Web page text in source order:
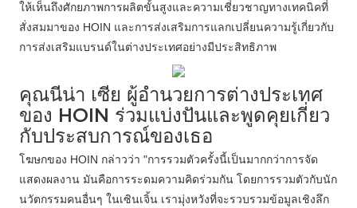
ให้เห็นถึงศักยภาพการผลิตขั้นสูงและความเชี่ยวชาญทางเทคนิคที่
สั่งสมมาของ HOIN และการส่งเสริมการแลกเปลี่ยนความรู้เกี่ยวกับ
การส่งเสริมแบรนด์ในต่างประเทศอย่างมีประสิทธิภาพ
คุณนีน่า เซีย ผู้อำนวยการต่างประเทศ
ของ HOIN ร่วมแบ่งปันและพูดคุยเกี่ยว
กับประสบการณ์ของเธอ
โฆษกของ HOIN กล่าวว่า "การรวมตัวครั้งนี้เป็นมากกว่าการจัด
แสดงผลงาน มันคือการระดมความคิดร่วมกัน โดยการรวมตัวกับนัก
นวัตกรรมคนอื่นๆ ในเซินเจิ้น เรามุ่งหวังที่จะรวบรวมข้อมูลเชิงลึก